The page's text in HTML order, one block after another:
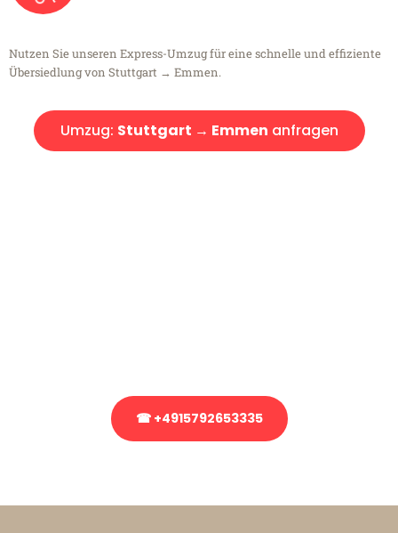
Nutzen Sie unseren Express-Umzug für eine schnelle und effiziente
Übersiedlung von Stuttgart → Emmen.
Umzug: Stuttgart → Emmen anfragen
☎ +4915792653335